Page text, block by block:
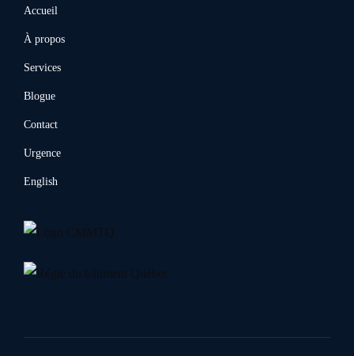
Accueil
À propos
Services
Blogue
Contact
Urgence
English